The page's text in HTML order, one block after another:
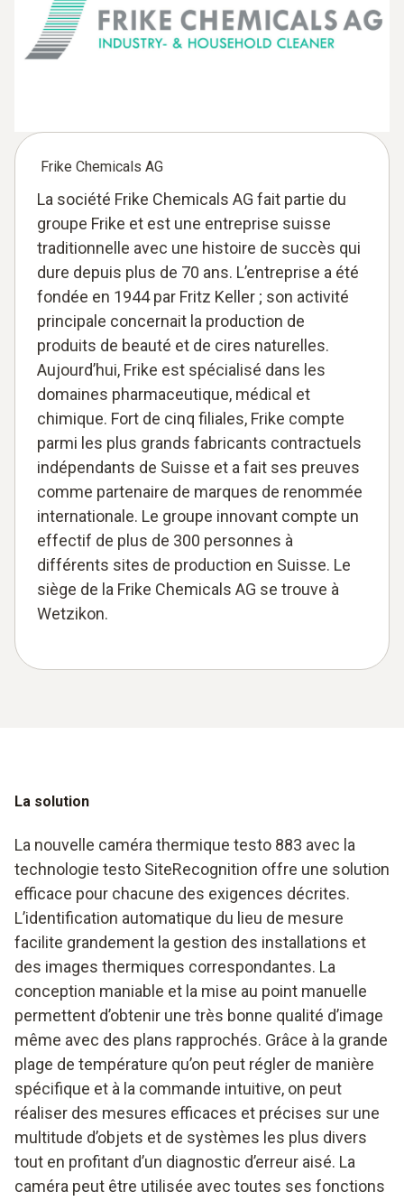
Frike Chemicals AG
La société Frike Chemicals AG fait partie du
groupe Frike et est une entreprise suisse
traditionnelle avec une histoire de succès qui
dure depuis plus de 70 ans. L’entreprise a été
fondée en 1944 par Fritz Keller ; son activité
principale concernait la production de
produits de beauté et de cires naturelles.
Aujourd’hui, Frike est spécialisé dans les
domaines pharmaceutique, médical et
chimique. Fort de cinq filiales, Frike compte
parmi les plus grands fabricants contractuels
indépendants de Suisse et a fait ses preuves
comme partenaire de marques de renommée
internationale. Le groupe innovant compte un
effectif de plus de 300 personnes à
différents sites de production en Suisse. Le
siège de la Frike Chemicals AG se trouve à
Wetzikon.
La solution
La nouvelle caméra thermique testo 883 avec la
technologie testo SiteRecognition offre une solution
efficace pour chacune des exigences décrites.
L’identification automatique du lieu de mesure
facilite grandement la gestion des installations et
des images thermiques correspondantes. La
conception maniable et la mise au point manuelle
permettent d’obtenir une très bonne qualité d’image
même avec des plans rapprochés. Grâce à la grande
plage de température qu’on peut régler de manière
spécifique et à la commande intuitive, on peut
réaliser des mesures efficaces et précises sur une
multitude d’objets et de systèmes les plus divers
tout en profitant d’un diagnostic d’erreur aisé. La
caméra peut être utilisée avec toutes ses fonctions